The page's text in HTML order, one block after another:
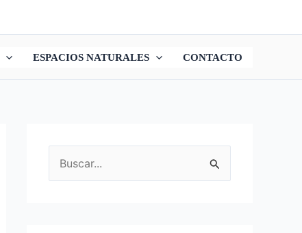
ESPACIOS NATURALES CONTACTO
u